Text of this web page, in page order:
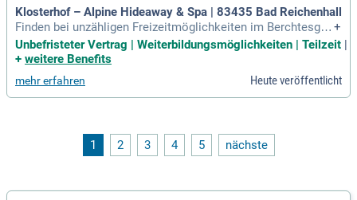
Klosterhof – Alpine Hideaway & Spa | 83435 Bad Reichenhall
Finden bei unzähligen Freizeitmöglichkeiten im Berchtesgad
ener- und Salzburger Land; Unsere aktuellen Auszeichnunge
n & Bewertungen: Bestes Spa Konzept; Spa Star Awards 202
besten Wellnesshotels mit Medical
+
Unbefristeter Vertrag | Weiterbildungsmöglichkeiten | Teilzeit |
+ weitere Benefits
mehr erfahren Heute veröffentlicht
1 2 3 4 5 nächste